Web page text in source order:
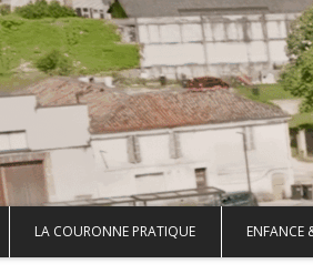
LA COURONNE PRATIQUE ENFANCE